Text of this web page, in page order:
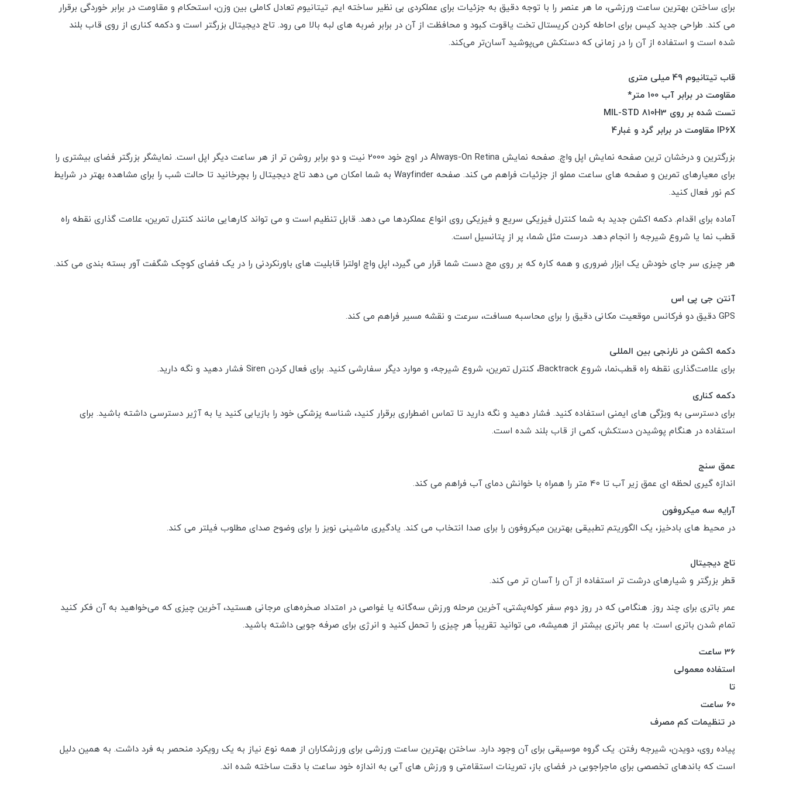
برای ساختن بهترین ساعت ورزشی، ما هر عنصر را با توجه دقیق به جزئیات برای عملکردی بی نظیر ساخته ایم. تیتانیوم تعادل کاملی بین وزن، استحکام و مقاومت در برابر خوردگی برقرار
می کند. طراحی جدید کیس برای احاطه کردن کریستال تخت یاقوت کبود و محافظت از آن در برابر ضربه های لبه بالا می رود. تاج دیجیتال بزرگتر است و دکمه کناری از روی قاب بلند
شده است و استفاده از آن را در زمانی که دستکش می‌پوشید آسان‌تر می‌کند.
قاب تیتانیوم 49 میلی متری
مقاومت در برابر آب 100 متر*
تست شده بر روی MIL-STD 810H3
IP6X مقاومت در برابر گرد و غبار4
بزرگترین و درخشان ترین صفحه نمایش اپل واچ. صفحه نمایش Always-On Retina در اوج خود 2000 نیت و دو برابر روشن تر از هر ساعت دیگر اپل است. نمایشگر بزرگتر فضای بیشتری را
برای معیارهای تمرین و صفحه های ساعت مملو از جزئیات فراهم می کند. صفحه Wayfinder به شما امکان می دهد تاج دیجیتال را بچرخانید تا حالت شب را برای مشاهده بهتر در شرایط
کم نور فعال کنید.
آماده برای اقدام. دکمه اکشن جدید به شما کنترل فیزیکی سریع و فیزیکی روی انواع عملکردها می دهد. قابل تنظیم است و می تواند کارهایی مانند کنترل تمرین، علامت گذاری نقطه راه
قطب نما یا شروع شیرجه را انجام دهد. درست مثل شما، پر از پتانسیل است.
هر چیزی سر جای خودش یک ابزار ضروری و همه کاره که بر روی مچ دست شما قرار می گیرد، اپل واچ اولترا قابلیت های باورنکردنی را در یک فضای کوچک شگفت آور بسته بندی می کند.
آنتن جی پی اس
GPS دقیق دو فرکانس موقعیت مکانی دقیق را برای محاسبه مسافت، سرعت و نقشه مسیر فراهم می کند.
دکمه اکشن در نارنجی بین المللی
برای علامت‌گذاری نقطه راه قطب‌نما، شروع Backtrack، کنترل تمرین، شروع شیرجه، و موارد دیگر سفارشی کنید. برای فعال کردن Siren فشار دهید و نگه دارید.
دکمه کناری
برای دسترسی به ویژگی های ایمنی استفاده کنید. فشار دهید و نگه دارید تا تماس اضطراری برقرار کنید، شناسه پزشکی خود را بازیابی کنید یا به آژیر دسترسی داشته باشید. برای
استفاده در هنگام پوشیدن دستکش، کمی از قاب بلند شده است.
عمق سنج
اندازه گیری لحظه ای عمق زیر آب تا 40 متر را همراه با خوانش دمای آب فراهم می کند.
آرایه سه میکروفون
در محیط های بادخیز، یک الگوریتم تطبیقی بهترین میکروفون را برای صدا انتخاب می کند. یادگیری ماشینی نویز را برای وضوح صدای مطلوب فیلتر می کند.
تاج دیجیتال
قطر بزرگتر و شیارهای درشت تر استفاده از آن را آسان تر می کند.
عمر باتری برای چند روز. هنگامی که در روز دوم سفر کوله‌پشتی، آخرین مرحله ورزش سه‌گانه یا غواصی در امتداد صخره‌های مرجانی هستید، آخرین چیزی که می‌خواهید به آن فکر کنید
تمام شدن باتری است. با عمر باتری بیشتر از همیشه، می توانید تقریباً هر چیزی را تحمل کنید و انرژی برای صرفه جویی داشته باشید.
36 ساعت
استفاده معمولی
تا
60 ساعت
در تنظیمات کم مصرف
پیاده روی، دویدن، شیرجه رفتن. یک گروه موسیقی برای آن وجود دارد. ساختن بهترین ساعت ورزشی برای ورزشکاران از همه نوع نیاز به یک رویکرد منحصر به فرد داشت. به همین دلیل
است که باندهای تخصصی برای ماجراجویی در فضای باز، تمرینات استقامتی و ورزش های آبی به اندازه خود ساعت با دقت ساخته شده اند.